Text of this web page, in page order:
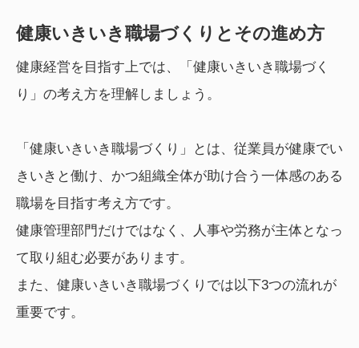
健康いきいき職場づくりとその進め方
健康経営を目指す上では、「健康いきいき職場づく
り」の考え方を理解しましょう。
「健康いきいき職場づくり」とは、従業員が健康でい
きいきと働け、かつ組織全体が助け合う一体感のある
職場を目指す考え方です。
健康管理部門だけではなく、人事や労務が主体となっ
て取り組む必要があります。
また、健康いきいき職場づくりでは以下3つの流れが
重要です。